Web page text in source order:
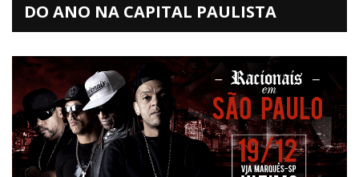
DO ANO NA CAPITAL PAULISTA